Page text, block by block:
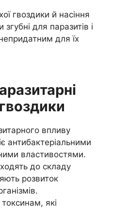
гвоздики й насіння
згубні для паразитів і
для їх
впливу
антибактеріальними
властивостями.
до складу
розвиток
які